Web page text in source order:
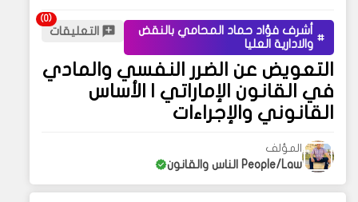
أشرف فؤاد حماد المحامي بالنقض
والادارية العليا
التعليقات
التعويض عن الضرر النفسي والمادي
في القانون الإماراتي | الأساس
القانوني والإجراءات
المؤلف
People/Law الناس والقانون